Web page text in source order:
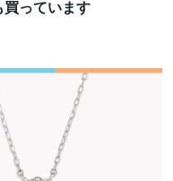
買っています